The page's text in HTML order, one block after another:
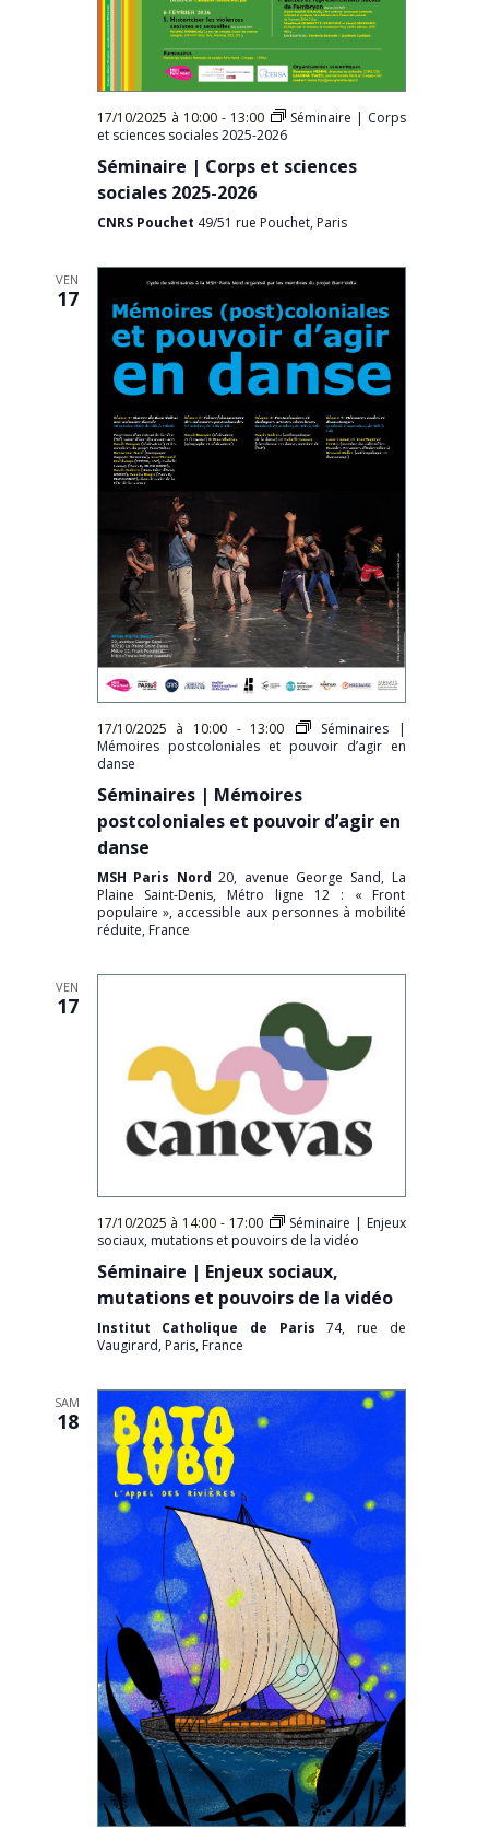
17/10/2025 à 10:00- 13:00
Séminaire | Corps
et sciences sociales 2025-2026
Séminaire | Corps et sciences
sociales 2025-2026
CNRS Pouchet 49/51 rue Pouchet, Paris
VEN
17
17/10/2025 à 10:00- 13:00
Séminaires |
Mémoires postcoloniales et pouvoir d’agir en
danse
Séminaires | Mémoires
postcoloniales et pouvoir d’agir en
danse
MSH Paris Nord20, avenue George Sand, La
Plaine Saint-Denis, Métro ligne 12 : « Front
populaire », accessible aux personnes à mobilité
réduite, France
VEN
17
17/10/2025 à 14:00 - 17:00
Séminaire | Enjeux
sociaux, mutations et pouvoirs de la vidéo
Séminaire | Enjeux sociaux,
mutations et pouvoirs de la vidéo
Institut Catholique de Paris74, rue de
Vaugirard, Paris, France
SAM
18